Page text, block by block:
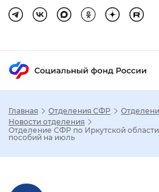
Главная Отделения СФР
Новости отделения
Отделение СФР по Иркутской
пособий на июль